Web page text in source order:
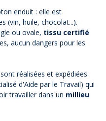
enduit : elle est
(vin, huile, chocolat...).
ou ovale, tissu certifié
aucun dangers pour les
réalisées et expédiées
d'Aide par le Travail) qui
travailler dans un millieu